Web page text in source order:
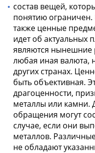
состав вещей,
понятию ограничен.
также ценные
идет об актуальных
являются нынешние
любая иная валюта,
других странах.
быть объективная.
драгоценности,
металлы или камни.
обращения могут
случае, если они
металлов.
не обладают